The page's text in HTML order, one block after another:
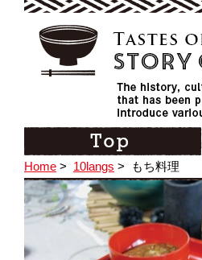
Home > 10langs > もち料理